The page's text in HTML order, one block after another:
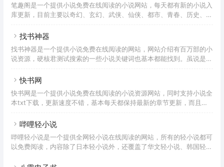
洁，但是缺少了对于背景色、字体、间距等常规阅读设置，尤其对于有
夜间阅读习惯的童鞋来说很不友好。
笔趣阁是一个提供小说免费在线阅读的小说网站，每天都有新的小说入
库更新，目前主要以奇幻、玄幻、武侠、仙侠、都市、青春、历史、穿
读界面和体验是目前在在线小说阅读网站里面使用评分最高的一个，除
非常接近APP端的体验。另外，笔趣阁还支持听书模式，可以选择三种
不同的声音，以及阅读速度的设置。再说说缺点，笔趣阁的书库数量不
对
找书神器
找书神器是一个提供小说免费在线阅读的网站，网站介绍有百万部的小
说资源，硬核君测试搜索的一些小说关键词也基本都能找到。虽说是找
非常简单，像是20年前的网站风格，没有去给这些资源做玄幻、武
各种推荐，只能通过搜索去查找。搜索的话支持小说名、作者搜索，使
用起来还可以，不支持小说下载。如果你有正在看的书籍也可以加入书
有发现
快书网
快书网是一个提供小说免费在线阅读的小说资源网站，同时支持小说全
本txt下载，更新速度不错，基本每天都保持最新的章节更新，而且目
支持「作者」名称，会直接报错，而且在小说详情页也无法点击「作
没问题的，可以快速显示结果。在小说阅读页面，支持字体大小、背景
颜色等基础设置功能，加上没有广告干扰，阅读起来还不错。
哔哩轻小说
哔哩轻小说是一个提供全网轻小说在线阅读的网站，所有的轻小说都可
以免费阅读，内容除了日本轻小说外，还覆盖了华文轻小说、韩国轻小